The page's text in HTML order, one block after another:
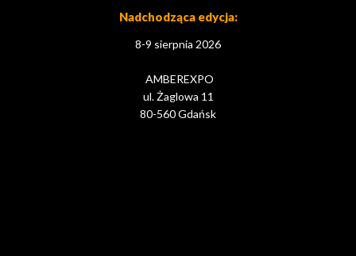
Nadchodząca edycja:
8-9 sierpnia 2026
AMBEREXPO
ul. Żaglowa 11
80-560 Gdańsk